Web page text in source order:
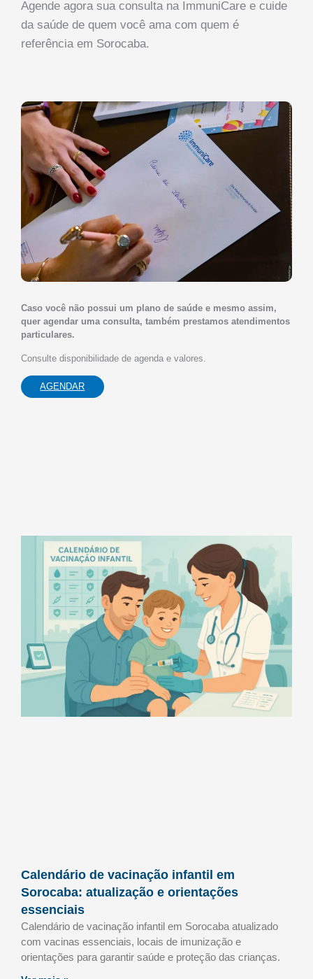
Agende agora sua consulta na ImmuniCare e cuide
da saúde de quem você ama com quem é
referência em Sorocaba.
Caso você não possui um plano de saúde e mesmo assim,
quer agendar uma consulta, também prestamos atendimentos
particulares.
Consulte disponibilidade de agenda e valores.
AGENDAR
Calendário de vacinação infantil em
Sorocaba: atualização e orientações
essenciais
Calendário de vacinação infantil em Sorocaba atualizado
com vacinas essenciais, locais de imunização e
orientações para garantir saúde e proteção das crianças.